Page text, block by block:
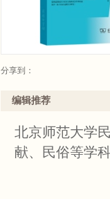
分享到：
编辑推荐
北京师范大学
献、民俗等学